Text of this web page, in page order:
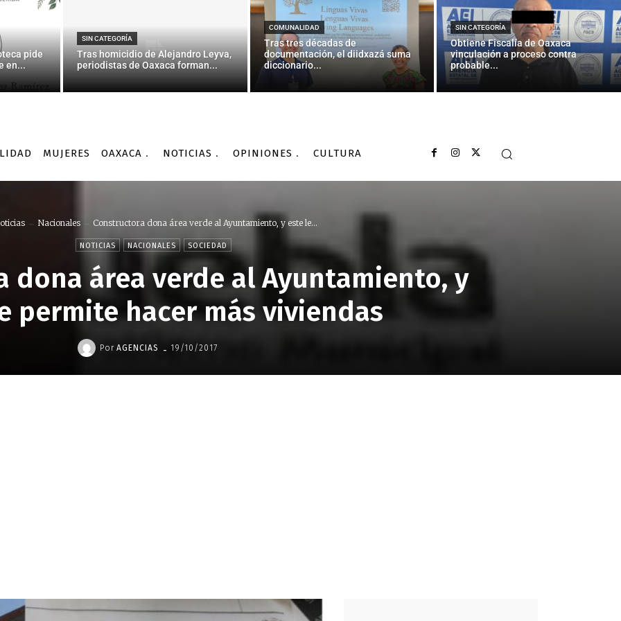
pide
en...
SIN CATEGORÍA
Tras homicidio de Alejandro Leyva,
periodistas de Oaxaca forman...
COMUNALIDAD
Tras tres décadas de
documentación, el diidxazá suma
diccionario...
SIN CATEGORÍA
Obtiene Fiscalía de Oaxaca
vinculación a proceso contra
probable...
MUJERES OAXACA NOTICIAS OPINIONES CULTURA
Nacionales Constructora dona área verde al Ayuntamiento, y este le...
NOTICIAS NACIONALES SOCIEDAD
dona área verde al Ayuntamiento, y
permite hacer más viviendas
Por AGENCIAS - 19/10/2017